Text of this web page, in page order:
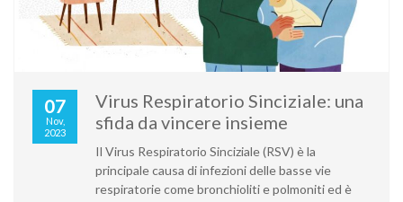
07
Nov,
2023
Virus Respiratorio Sinciziale: una
sfida da vincere insieme
Il Virus Respiratorio Sinciziale (RSV) è la
principale causa di infezioni delle basse vie
respiratorie come bronchioliti e polmoniti ed è